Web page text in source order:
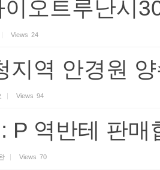
이오트루난시
Views 24
지역 안경원
Views 94
P 역반테 판
Views 70